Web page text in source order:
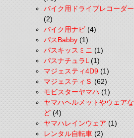
バイク用ドライブレコーダー
(2)
バイク用ナビ(4)
パスBabby(1)
パスキッスミニ(1)
パスナチュラL(1)
マジェスティ4D9(1)
マジェスティＳ(62)
モビスターヤマハ(1)
ヤマハヘルメットやウェアな
ど(4)
ヤマハレインウェア(1)
レンタル自転車(2)